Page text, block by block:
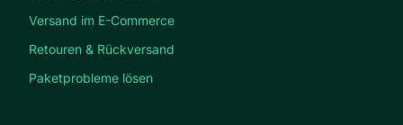
Versand im E-Commerce
Retouren & Rückversand
Paketprobleme lösen